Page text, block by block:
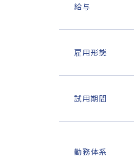
給与
雇用形態
試用期間
勤務体系